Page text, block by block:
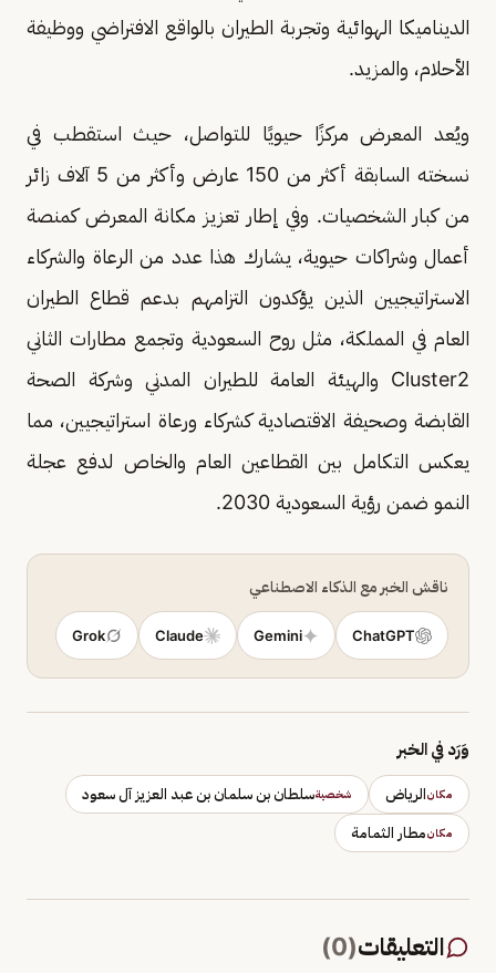
الديناميكا الهوائية وتجربة الطيران بالواقع الافتراضي ووظيفة
الأحلام، والمزيد.
ويُعد المعرض مركزًا حيويًا للتواصل، حيث استقطب في
نسخته السابقة أكثر من 150 عارض وأكثر من 5 آلاف زائر
من كبار الشخصيات. وفي إطار تعزيز مكانة المعرض كمنصة
أعمال وشراكات حيوية، يشارك هذا عدد من الرعاة والشركاء
الاستراتيجيين الذين يؤكدون التزامهم بدعم قطاع الطيران
العام في المملكة، مثل روح السعودية وتجمع مطارات الثاني
Cluster2 والهيئة العامة للطيران المدني وشركة الصحة
القابضة وصحيفة الاقتصادية كشركاء ورعاة استراتيجيين، مما
يعكس التكامل بين القطاعين العام والخاص لدفع عجلة
النمو ضمن رؤية السعودية 2030.
ناقش الخبر مع الذكاء الاصطناعي
ChatGPT
Gemini
Claude
Grok
وَرَد في الخبر
مكانالرياض شخصيةسلطان بن سلمان بن عبد العزيز آل سعود
مكانمطار الثمامة
التعليقات(
0
)